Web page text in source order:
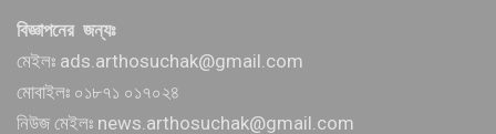
বিজ্ঞাপনের জন্যঃ
মেইলঃ ads.arthosuchak@gmail.com
মোবাইলঃ ০১৮৭১ ০১৭০২৪
নিউজ মেইলঃ news.arthosuchak@gmail.com